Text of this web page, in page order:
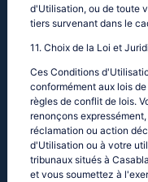
d'Utilisation, ou de toute
tiers survenant dans le
11. Choix de la Loi et
Ces Conditions
conformément aux lois
règles de conflit de lois.
renonçons
réclamation ou action
d'Utilisation ou à votre
tribunaux situés à
et vous soumettez à